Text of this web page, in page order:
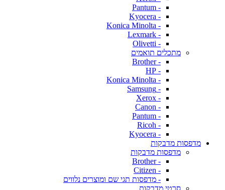
- Pantum
- Kyocera
- Konica Minolta
- Lexmark
- Olivetti
מתכלים תואמים
- Brother
- HP
- Konica Minolta
- Samsung
- Xerox
- Canon
- Pantum
- Ricoh
- Kyocera
מדפסות מדבקות
מדפסות מדבקות
- Brother
- Citizen
- מדפסות תגי שם ומוצרים נלווים
סרטי מדבקות